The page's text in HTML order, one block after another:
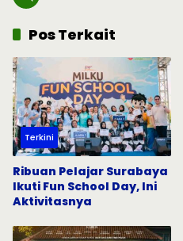
Pos Terkait
Terkini
Ribuan Pelajar Surabaya
Ikuti Fun School Day, Ini
Aktivitasnya